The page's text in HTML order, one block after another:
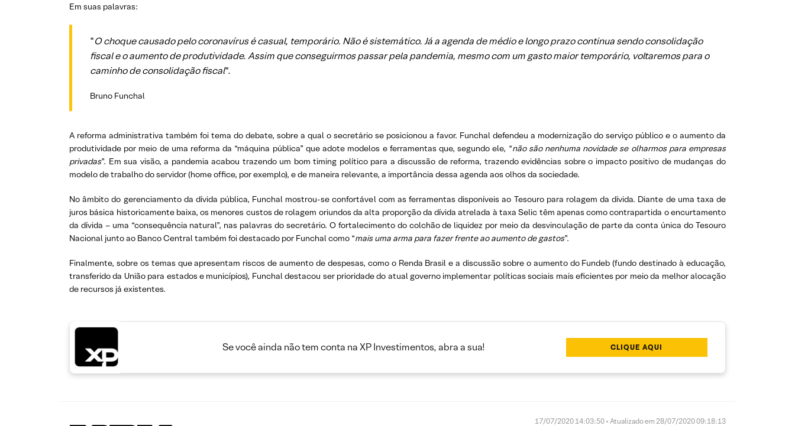
Em suas palavras:
“O choque causado pelo coronavírus é casual, temporário. Não é sistemático. Já a agenda de médio e longo prazo continua sendo consolidação
fiscal e o aumento de produtividade. Assim que conseguirmos passar pela pandemia, mesmo com um gasto maior temporário, voltaremos para o
caminho de consolidação fiscal”.
Bruno Funchal
A reforma administrativa também foi tema do debate, sobre a qual o secretário se posicionou a favor. Funchal defendeu a modernização do serviço público e o aumento da
produtividade por meio de uma reforma da “máquina pública” que adote modelos e ferramentas que, segundo ele, “não são nenhuma novidade se olharmos para empresas
privadas”. Em sua visão, a pandemia acabou trazendo um bom timing político para a discussão de reforma, trazendo evidências sobre o impacto positivo de mudanças do
modelo de trabalho do servidor (home office, por exemplo), e de maneira relevante, a importância dessa agenda aos olhos da sociedade.
No âmbito do gerenciamento da dívida pública, Funchal mostrou-se confortável com as ferramentas disponíveis ao Tesouro para rolagem da dívida. Diante de uma taxa de
juros básica historicamente baixa, os menores custos de rolagem oriundos da alta proporção da dívida atrelada à taxa Selic têm apenas como contrapartida o encurtamento
da dívida – uma “consequência natural”, nas palavras do secretário. O fortalecimento do colchão de liquidez por meio da desvinculação de parte da conta única do Tesouro
Nacional junto ao Banco Central também foi destacado por Funchal como “mais uma arma para fazer frente ao aumento de gastos”.
Finalmente, sobre os temas que apresentam riscos de aumento de despesas, como o Renda Brasil e a discussão sobre o aumento do Fundeb (fundo destinado à educação,
transferido da União para estados e municípios), Funchal destacou ser prioridade do atual governo implementar políticas sociais mais eficientes por meio da melhor alocação
de recursos já existentes.
Se você ainda não tem conta na XP Investimentos, abra a sua! CLIQUE AQUI
17/07/2020 14:03:50 • Atualizado em 28/07/2020 09:18:13